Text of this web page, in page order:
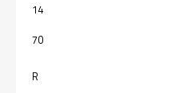
14
70
R